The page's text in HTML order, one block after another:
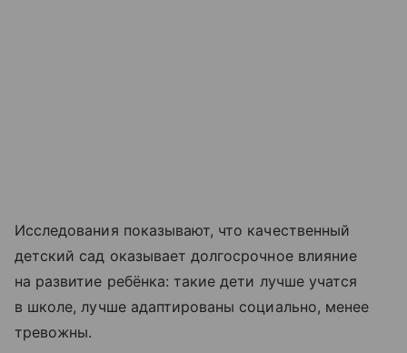
Исследования показывают, что качественный
детский сад оказывает долгосрочное влияние
на развитие ребёнка: такие дети лучше учатся
в школе, лучше адаптированы социально, менее
тревожны.